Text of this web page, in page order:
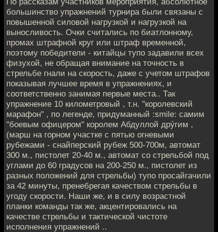
большинство упражнений турнира были связаны с
повышенной силовой нагрузкой и нагрузкой на
выносливость. Очки считались по биатлонному,
промах штрафной круг или штраф временной,
поэтому победители - китайцы тупо задавили всех
физухой, не обращая внимание на точность в
стрельбе гнали на скорость, даже с учетом штрафов
показывая лучшее время в упражнениях, и
соответственно занимая первые места.. Так
упражнение 10 километровый , т.н. "королевский
марафон" , по легенде, придуманный :smile: самим
"боевым офицером" королем Абдуллой дрýгим ,
(марш на горном участке с пятью огневыми
рубежами - снайперский рубеж 500-700м, автомат
300 м., пистолет 20-40 м., автомат со стрельбой под
углами до 60 градусов на 200-250 м., пистолет из
разных положений для стрельбы) тупо просайгачили
за 42 минуты, пренебрегая качеством стрельбы в
угоду скорости. Наши же, и в силу возрастной
планки команды так же, акцентировались на
качестве стрельбы и тактической чистоте
исполнения упражнений ..